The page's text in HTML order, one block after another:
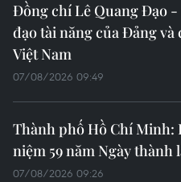
Đồng chí Lê Quang Đạo
đạo tài năng của Đảng và
Việt Nam
07/08/2026 09:49
Thành phố Hồ Chí Minh:
niệm 59 năm Ngày thành
07/08/2026 09:26